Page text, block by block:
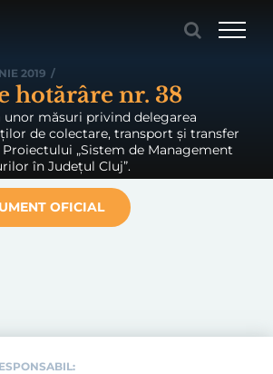
2019 /
hotărâre nr. 38
măsuri privind delegarea
de colectare, transport și transfer
„Sistem de Management
în Județul Cluj”.
OFICIAL